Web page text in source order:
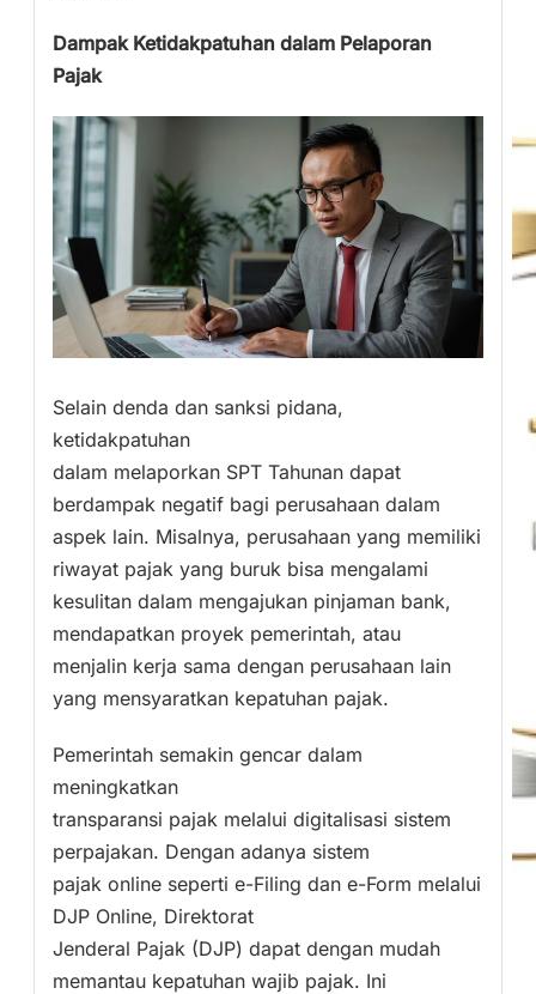
Dampak Ketidakpatuhan dalam Pelaporan
Pajak
Selain denda dan sanksi pidana,
ketidakpatuhan
dalam melaporkan SPT Tahunan dapat
berdampak negatif bagi perusahaan dalam
aspek lain. Misalnya, perusahaan yang memiliki
riwayat pajak yang buruk bisa mengalami
kesulitan dalam mengajukan pinjaman bank,
mendapatkan proyek pemerintah, atau
menjalin kerja sama dengan perusahaan lain
yang mensyaratkan kepatuhan pajak.
Pemerintah semakin gencar dalam
meningkatkan
transparansi pajak melalui digitalisasi sistem
perpajakan. Dengan adanya sistem
pajak online seperti e-Filing dan e-Form melalui
DJP Online, Direktorat
Jenderal Pajak (DJP) dapat dengan mudah
memantau kepatuhan wajib pajak. Ini